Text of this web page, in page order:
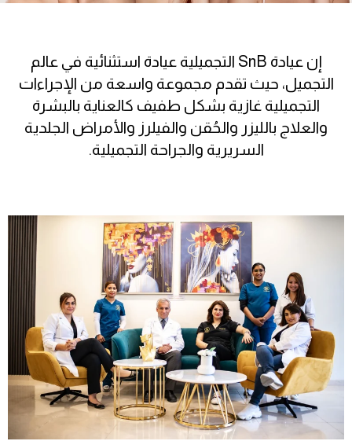
إن عيادة SnB التجميلية عيادة استثنائية في عالم
التجميل، حيث تقدم مجموعة واسعة من الإجراءات
التجميلية غازية بشكل طفيف كالعناية بالبشرة
والعلاج بالليزر والحُقن والفيلرز والأمراض الجلدية
السريرية والجراحة التجميلية.